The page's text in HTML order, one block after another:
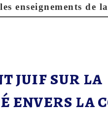
enseignements de
juif sur la
la